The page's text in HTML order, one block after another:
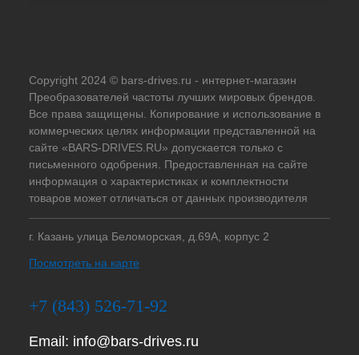
Copyright 2024 © bars-drives.ru - интернет-магазин
Преобразователей частоты лучших мировых брендов.
Все права защищены. Копирование и использование в
коммерческих целях информации представленной на
сайте «BARS-DRIVES.RU» допускается только с
письменного одобрения. Предоставленная на сайте
информация о характеристиках и комплектности
товаров может отличаться от данных производителя
г. Казань улица Беломорская, д.69А, корпус 2
Посмотреть на карте
+7 (843) 526-71-92
Email: info@bars-drives.ru